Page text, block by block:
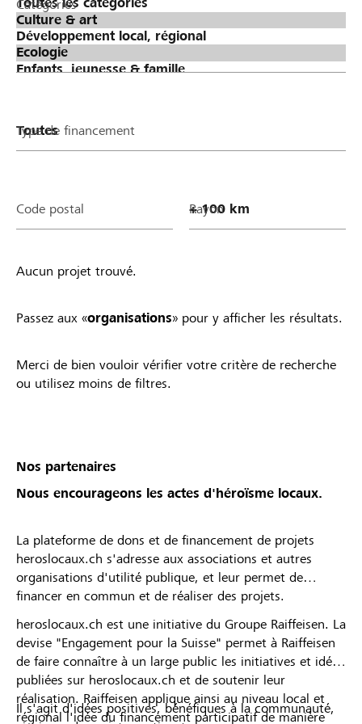
Catégories
Type de financement
Code postal Rayon
Aucun projet trouvé.
Passez aux «organisations» pour y afficher les résultats.
Merci de bien vouloir vérifier votre critère de recherche
ou utilisez moins de filtres.
Nos partenaires
Nous encourageons les actes d'héroïsme locaux.
La plateforme de dons et de financement de projets
heroslocaux.ch s'adresse aux associations et autres
organisations d'utilité publique, et leur permet de
financer en commun et de réaliser des projets.
heroslocaux.ch est une initiative du Groupe Raiffeisen. La
devise "Engagement pour la Suisse" permet à Raiffeisen
de faire connaître à un large public les initiatives et idées
publiées sur heroslocaux.ch et de soutenir leur
réalisation. Raiffeisen applique ainsi au niveau local et
régional l'idée du financement participatif de manière
Il s'agit d'idées positives, bénéfiques à la communauté,